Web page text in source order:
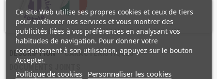
DESCRIPTION
CARACTÉRISTIQUES
DOCUMENTS JOINTS
Ce site Web utilise ses propres cookies et ceux de tiers
pour améliorer nos services et vous montrer des
publicités liées à vos préférences en analysant vos
habitudes de navigation. Pour donner votre
consentement à son utilisation, appuyez sur le bouton
Accepter.
Politique de cookies Personnaliser les cookies